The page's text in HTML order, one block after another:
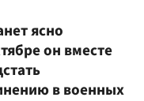
ясно
он вместе
в военных